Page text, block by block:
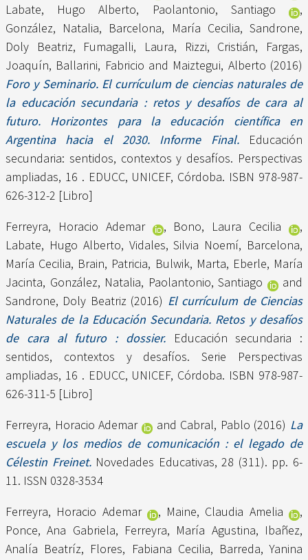
Labate, Hugo Alberto, Paolantonio, Santiago
,
González, Natalia, Barcelona, María Cecilia,Sandrone,
Doly Beatriz, Fumagalli, Laura, Rizzi, Cristián, Fargas,
Joaquín, Ballarini, Fabricio and Maiztegui, Alberto (2016)
Foro y Seminario. El currículum de ciencias naturales de
la educación secundaria : retos y desafíos de cara al
futuro. Horizontes para la educación científica en
Argentina hacia el 2030. Informe Final.Educación
secundaria: sentidos, contextos y desafíos. Perspectivas
ampliadas, 16 . EDUCC, UNICEF, Córdoba. ISBN 978-987-
626-312-2 [Libro]
Ferreyra, Horacio Ademar
, Bono, Laura Cecilia
,
Labate, Hugo Alberto, Vidales, Silvia Noemí, Barcelona,
María Cecilia, Brain, Patricia, Bulwik, Marta, Eberle, María
Jacinta, González, Natalia, Paolantonio, Santiago
and
Sandrone, Doly Beatriz(2016) El currículum de Ciencias
Naturales de la Educación Secundaria. Retos y desafíos
de cara al futuro : dossier.Educación secundaria :
sentidos, contextos y desafíos. Serie Perspectivas
ampliadas, 16 . EDUCC, UNICEF, Córdoba. ISBN 978-987-
626-311-5 [Libro]
Ferreyra, Horacio Ademar
and Cabral, Pablo (2016) La
escuela y los medios de comunicación : el legado de
Célestin Freinet.Novedades Educativas, 28 (311). pp. 6-
11. ISSN 0328-3534
Ferreyra, Horacio Ademar
, Maine, Claudia Amelia
,
Ponce, Ana Gabriela, Ferreyra, María Agustina, Ibañez,
Analía Beatríz, Flores, Fabiana Cecilia, Barreda, Yanina